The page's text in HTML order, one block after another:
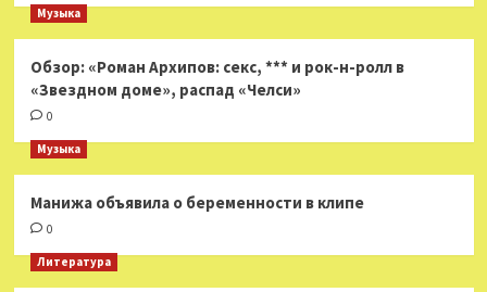
Музыка
Обзор: «Роман Архипов: секс, *** и рок-н-ролл в
«Звездном доме», распад «Челси»
0
Музыка
Манижа объявила о беременности в клипе
0
Литература